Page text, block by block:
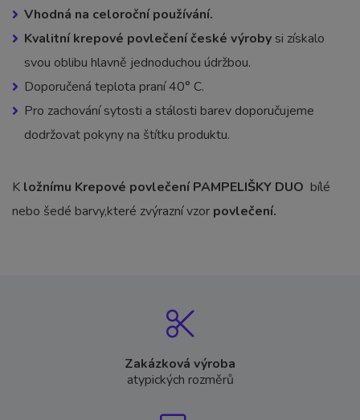
Vhodná na celoroční používání.
Kvalitní krepové povlečení české výroby si získalo
svou oblibu hlavně jednoduchou údržbou.
Doporučená teplota praní 40° C.
Pro zachování sytosti a stálosti barev doporučujeme
dodržovat pokyny na štítku produktu.
K ložnímu Krepové povlečení PAMPELIŠKY DUO bílé
nebo šedé barvy,které zvýrazní vzor povlečení.
Zakázková výroba
atypických rozměrů